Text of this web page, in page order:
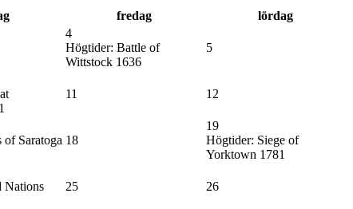
fredag lördag
4
Högtider: Battle of
Wittstock 1636
5
11 12
of Saratoga 18
19
Högtider: Siege of
Yorktown 1781
Nations
25 26